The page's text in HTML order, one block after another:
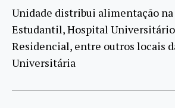
Unidade distribui alimentação
Estudantil, Hospital
Residencial, entre outros locais
Universitária